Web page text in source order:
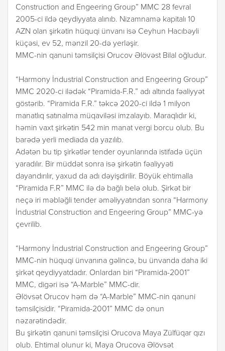
Construction and Engeering Group” MMC 28 fevral
2005-ci ildə qeydiyyata alınıb. Nizamnamə kapitalı 10
AZN olan şirkətin hüquqi ünvanı isə Ceyhun Hacıbəyli
küçəsi, ev 52, mənzil 20-də yerləşir.
MMC-nin qanuni təmsilçisi Orucov Əlövəst Bilal oğludur.
“Harmony İndustrial Construction and Engeering Group”
MMC 2020-ci ilədək “Piramida-F.R.” adı altında fəaliyyət
göstərib. “Piramida F.R.” təkcə 2020-ci ildə 1 milyon
manatlıq satınalma müqaviləsi imzalayıb. Maraqlıdır ki,
həmin vaxt şirkətin 542 min manat vergi borcu olub. Bu
barədə yerli mediada da yazılıb.
Adətən bu tip şirkətlər tender oyunlarında istifadə üçün
yaradılır. Bir müddət sonra isə şirkətin fəaliyyəti
dayandırılır, yaxud da adı dəyişdirilir. Böyük ehtimalla
“Piramida F.R” MMC ilə də bağlı belə olub. Şirkət bir
neçə iri məbləğli tender əməliyyatından sonra “Harmony
İndustrial Construction and Engeering Group” MMC-yə
çevrilib.
“Harmony İndustrial Construction and Engeering Group”
MMC-nin hüquqi ünvanına gəlincə, bu ünvanda daha iki
şirkət qeydiyyatdadır. Onlardan biri “Piramida-2001”
MMC, digəri isə “A-Marble” MMC-dir.
Əlövsət Orucov həm də “A-Marble” MMC-nin qanuni
təmsilçisidir. “Piramida-2001” MMC də onun
nəzarətindədir.
Bu şirkətin qanuni təmsilçisi Orucova Maya Zülfüqar qızı
olub. Ehtimal olunur ki, Maya Orucova Əlövsət